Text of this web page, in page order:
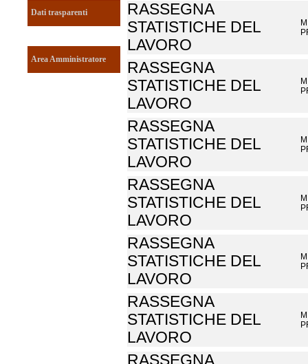
Dati trasparenti
Area Amministratore
RASSEGNA
STATISTICHE DEL
LAVORO
RASSEGNA
STATISTICHE DEL
LAVORO
RASSEGNA
STATISTICHE DEL
LAVORO
RASSEGNA
STATISTICHE DEL
LAVORO
RASSEGNA
STATISTICHE DEL
LAVORO
RASSEGNA
STATISTICHE DEL
LAVORO
RASSEGNA